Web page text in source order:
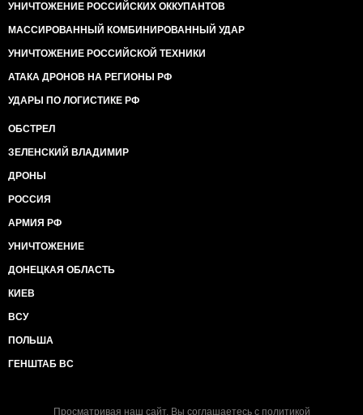
УНИЧТОЖЕНИЕ РОССИЙСКИХ ОККУПАНТОВ
МАССИРОВАННЫЙ КОМБИНИРОВАННЫЙ УДАР
УНИЧТОЖЕНИЕ РОССИЙСКОЙ ТЕХНИКИ
АТАКА ДРОНОВ НА РЕГИОНЫ РФ
УДАРЫ ПО ЛОГИСТИКЕ РФ
ОБСТРЕЛ
ЗЕЛЕНСКИЙ ВЛАДИМИР
ДРОНЫ
РОССИЯ
АРМИЯ РФ
УНИЧТОЖЕНИЕ
ДОНЕЦКАЯ ОБЛАСТЬ
КИЕВ
ВСУ
ПОЛЬША
ГЕНШТАБ ВС
Просматривая наш сайт, Вы соглашаетесь с политикой